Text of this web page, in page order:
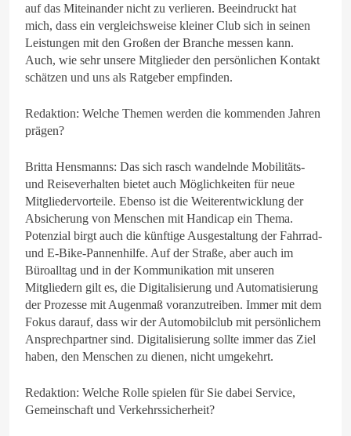
auf das Miteinander nicht zu verlieren. Beeindruckt hat
mich, dass ein vergleichsweise kleiner Club sich in seinen
Leistungen mit den Großen der Branche messen kann.
Auch, wie sehr unsere Mitglieder den persönlichen Kontakt
schätzen und uns als Ratgeber empfinden.
Redaktion: Welche Themen werden die kommenden Jahren
prägen?
Britta Hensmanns: Das sich rasch wandelnde Mobilitäts-
und Reiseverhalten bietet auch Möglichkeiten für neue
Mitgliedervorteile. Ebenso ist die Weiterentwicklung der
Absicherung von Menschen mit Handicap ein Thema.
Potenzial birgt auch die künftige Ausgestaltung der Fahrrad-
und E-Bike-Pannenhilfe. Auf der Straße, aber auch im
Büroalltag und in der Kommunikation mit unseren
Mitgliedern gilt es, die Digitalisierung und Automatisierung
der Prozesse mit Augenmaß voranzutreiben. Immer mit dem
Fokus darauf, dass wir der Automobilclub mit persönlichem
Ansprechpartner sind. Digitalisierung sollte immer das Ziel
haben, den Menschen zu dienen, nicht umgekehrt.
Redaktion: Welche Rolle spielen für Sie dabei Service,
Gemeinschaft und Verkehrssicherheit?